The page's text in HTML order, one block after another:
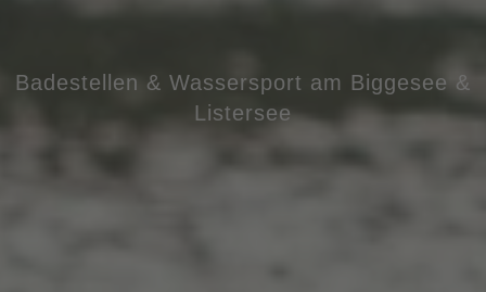
Badestellen & Wassersport am Biggesee &
Listersee